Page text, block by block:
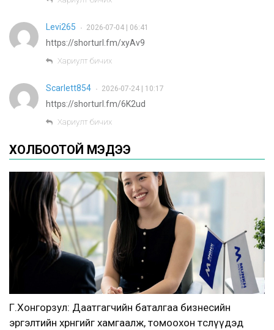
Levi265 • 2026-07-04 | 06:41
https://shorturl.fm/xyAv9
Хариулт бичих
Scarlett854 • 2026-07-24 | 10:17
https://shorturl.fm/6K2ud
Хариулт бичих
ХОЛБООТОЙ МЭДЭЭ
Г.Хонгорзул: Даатгагчийн баталгаа бизнесийн
эргэлтийн хөрөнгийг хамгаалж, томоохон төслүүдэд